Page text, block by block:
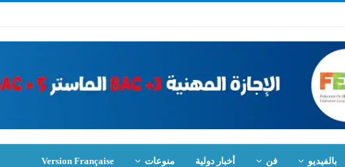
بالفيديو فن أخبار دولية منوعات Version Française